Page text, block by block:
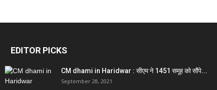
EDITOR PICKS
CM dhami in Haridwar : सीएम ने 1451 समूह को सौंपे...
September 28, 2021